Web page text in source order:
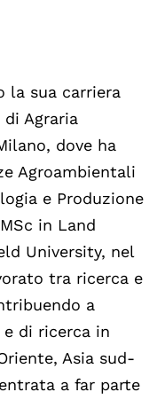
la sua carriera
Agraria
dove ha
Agroambientali
e Produzione
in Land
University, nel
tra ricerca e
a
di ricerca in
Asia sud-
a far parte